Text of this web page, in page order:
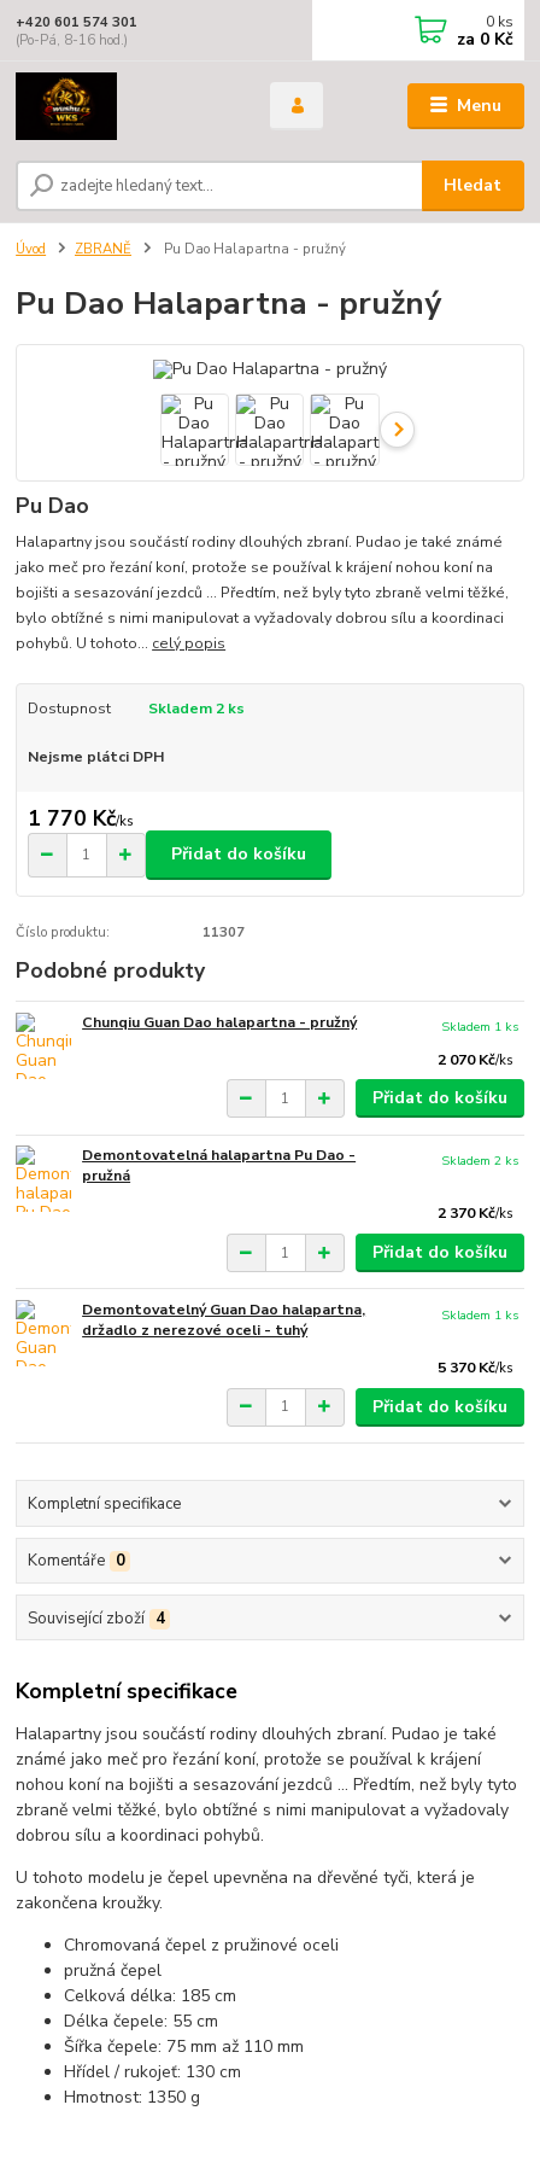
Menu
Hledat
+420 601 574 301
(Po-Pá, 8-16 hod.)
0 ks
za 0 Kč
Úvod ZBRANĚ Pu Dao Halapartna - pružný
Pu Dao Halapartna - pružný
Pu Dao
Halapartny jsou součástí rodiny dlouhých zbraní. Pudao je také známé
jako meč pro řezání koní, protože se používal k krájení nohou koní na
bojišti a sesazování jezdců ... Předtím, než byly tyto zbraně velmi těžké,
bylo obtížné s nimi manipulovat a vyžadovaly dobrou sílu a koordinaci
pohybů. U tohoto... celý popis
Dostupnost Skladem 2 ks
Nejsme plátci DPH
1 770 Kč/ks
Přidat do košíku
Číslo produktu: 11307
Podobné produkty
Chunqiu Guan Dao halapartna - pružný
2 070 Kč/ks
Skladem 1 ks
Přidat do košíku
Demontovatelná halapartna Pu Dao -
pružná
2 370 Kč/ks
Skladem 2 ks
Přidat do košíku
Demontovatelný Guan Dao halapartna,
držadlo z nerezové oceli - tuhý
5 370 Kč/ks
Skladem 1 ks
Přidat do košíku
Kompletní specifikace
Komentáře 0
Související zboží 4
Kompletní specifikace
Halapartny jsou součástí rodiny dlouhých zbraní. Pudao je také
známé jako meč pro řezání koní, protože se používal k krájení
nohou koní na bojišti a sesazování jezdců ... Předtím, než byly tyto
zbraně velmi těžké, bylo obtížné s nimi manipulovat a vyžadovaly
dobrou sílu a koordinaci pohybů.
U tohoto modelu je čepel upevněna na dřevěné tyči, která je
zakončena kroužky.
Chromovaná čepel z pružinové oceli
pružná čepel
Celková délka: 185 cm
Délka čepele: 55 cm
Šířka čepele: 75 mm až 110 mm
Hřídel / rukojeť: 130 cm
Hmotnost: 1350 g